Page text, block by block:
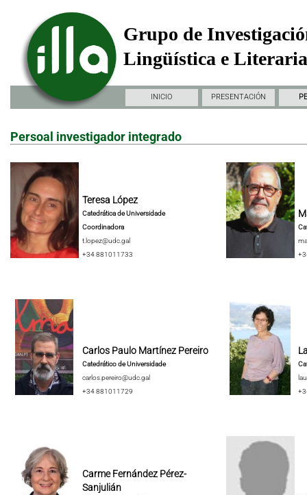
Grupo de
Lingüística e
INICIO PRESENTACIÓN
Persoal investigador integrado
Teresa López
Catedrática de Universidade
Coordinadora
t.lopez@udc.gal
+34 881011733
Carlos Paulo Martínez Pereiro
Catedrático de Universidade
carlos.pereiro@udc.gal
+34 881011729
Carme Fernández Pérez-
Sanjulián